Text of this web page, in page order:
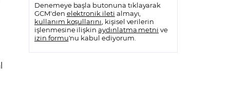
Denemeye başla butonuna tıklayarak
GCM'den elektronik ileti almayı,
kullanım koşullarını , kişisel verilerin
işlenmesine ilişkin aydınlatma metni ve
izin formu'nu kabul ediyorum.